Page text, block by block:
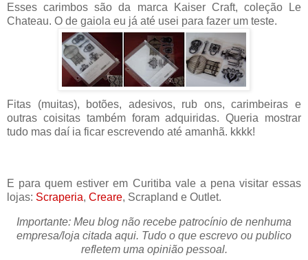
Esses carimbos são da marca Kaiser Craft, coleção Le
Chateau. O de gaiola eu já até usei para fazer um teste.
Fitas (muitas), botões, adesivos, rub ons, carimbeiras e
outras coisitas também foram adquiridas. Queria mostrar
tudo mas daí ia ficar escrevendo até amanhã. kkkk!
E para quem estiver em Curitiba vale a pena visitar essas
lojas: Scraperia, Creare, Scrapland e Outlet.
Importante: Meu blog não recebe patrocínio de nenhuma
empresa/loja citada aqui. Tudo o que escrevo ou publico
refletem uma opinião pessoal.